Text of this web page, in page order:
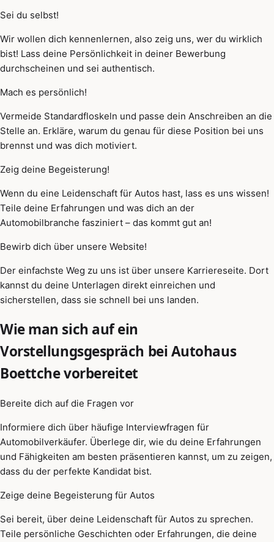
Sei du selbst!
Wir wollen dich kennenlernen, also zeig uns, wer du wirklich
bist! Lass deine Persönlichkeit in deiner Bewerbung
durchscheinen und sei authentisch.
Mach es persönlich!
Vermeide Standardfloskeln und passe dein Anschreiben an die
Stelle an. Erkläre, warum du genau für diese Position bei uns
brennst und was dich motiviert.
Zeig deine Begeisterung!
Wenn du eine Leidenschaft für Autos hast, lass es uns wissen!
Teile deine Erfahrungen und was dich an der
Automobilbranche fasziniert – das kommt gut an!
Bewirb dich über unsere Website!
Der einfachste Weg zu uns ist über unsere Karriereseite. Dort
kannst du deine Unterlagen direkt einreichen und
sicherstellen, dass sie schnell bei uns landen.
Wie man sich auf ein
Vorstellungsgespräch bei Autohaus
Boettche vorbereitet
Bereite dich auf die Fragen vor
Informiere dich über häufige Interviewfragen für
Automobilverkäufer. Überlege dir, wie du deine Erfahrungen
und Fähigkeiten am besten präsentieren kannst, um zu zeigen,
dass du der perfekte Kandidat bist.
Zeige deine Begeisterung für Autos
Sei bereit, über deine Leidenschaft für Autos zu sprechen.
Teile persönliche Geschichten oder Erfahrungen, die deine